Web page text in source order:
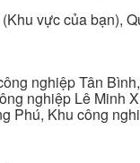
vực của bạn),
nghiệp Tân
nghiệp Lê Minh
Phú, Khu công